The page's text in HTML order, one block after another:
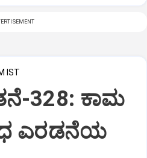
IST
328: ಕಾಮ
ಎರಡನೆಯ